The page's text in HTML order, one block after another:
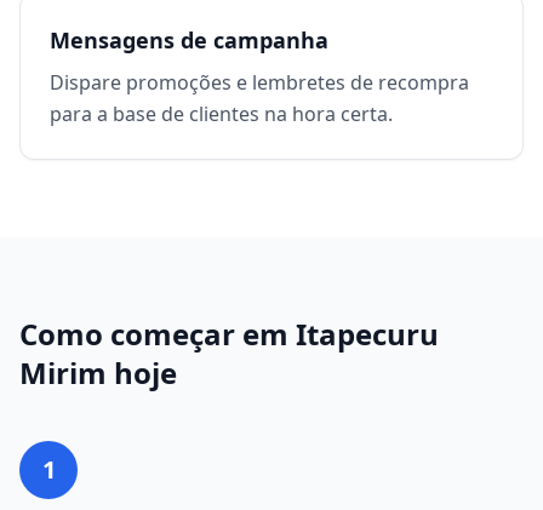
Mensagens de campanha
Dispare promoções e lembretes de recompra
para a base de clientes na hora certa.
Como começar em Itapecuru
Mirim hoje
1